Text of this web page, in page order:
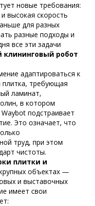
новые требования:
высокая скорость
для разных
разные подходы и
все эти задачи
клининговый робот
адаптироваться к
требующая
ламинат,
в котором
подстраивает
Это означает, что
труд, при этом
чистоты.
плитки и
объектах —
и выставочных
имеет свои